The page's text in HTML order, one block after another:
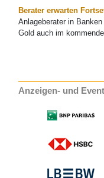
Berater erwarten
Anlageberater in
Gold auch im
Anzeigen- und